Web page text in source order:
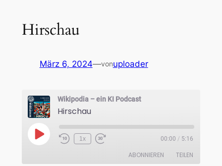
Hirschau
März 6, 2024—vonuploader
Wikipodia – ein KI Podcast
Hirschau
Play
Episode
1x 00:00 / 5:16
ABONNIEREN TEILEN